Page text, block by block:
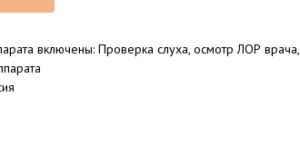
включены: Проверка слуха, осмотр ЛОР врача,